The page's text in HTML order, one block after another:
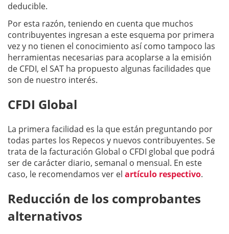
deducible.
Por esta razón, teniendo en cuenta que muchos
contribuyentes ingresan a este esquema por primera
vez y no tienen el conocimiento así como tampoco las
herramientas necesarias para acoplarse a la emisión
de CFDI, el SAT ha propuesto algunas facilidades que
son de nuestro interés.
CFDI Global
La primera facilidad es la que están preguntando por
todas partes los Repecos y nuevos contribuyentes. Se
trata de la facturación Global o CFDI global que podrá
ser de carácter diario, semanal o mensual. En este
caso, le recomendamos ver el artículo respectivo.
Reducción de los comprobantes
alternativos